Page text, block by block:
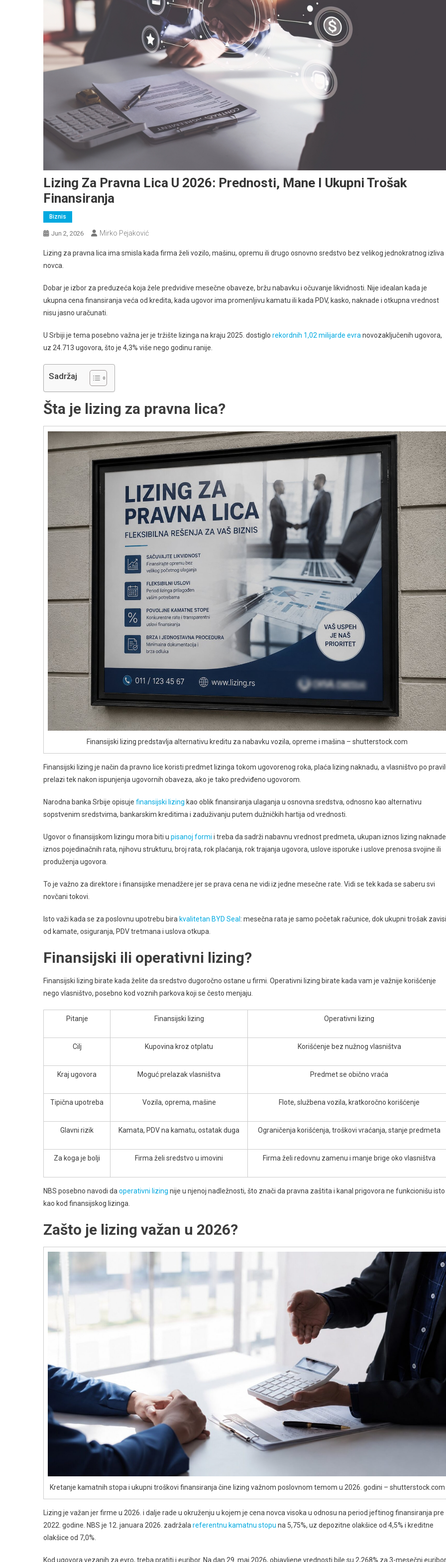
Lizing Za Pravna Lica U 2026: Prednosti, Mane I Ukupni Trošak
Finansiranja
Biznis
Jun 2, 2026 Mirko Pejaković
Lizing za pravna lica ima smisla kada firma želi vozilo, mašinu, opremu ili drugo osnovno sredstvo bez velikog jednokratnog izliva
novca.
Dobar je izbor za preduzeća koja žele predvidive mesečne obaveze, bržu nabavku i očuvanje likvidnosti. Nije idealan kada je
ukupna cena finansiranja veća od kredita, kada ugovor ima promenljivu kamatu ili kada PDV, kasko, naknade i otkupna vrednost
nisu jasno uračunati.
U Srbiji je tema posebno važna jer je tržište lizinga na kraju 2025. dostiglo rekordnih 1,02 milijarde evranovozaključenih ugovora,
uz 24.713 ugovora, što je 4,3% više nego godinu ranije.
Sadržaj
Šta je lizing za pravna lica?
Finansijski lizing predstavlja alternativu kreditu za nabavku vozila, opreme i mašina – shutterstock.com
Finansijski lizing je način da pravno lice koristi predmet lizinga tokom ugovorenog roka, plaća lizing naknadu, a vlasništvo po
prelazi tek nakon ispunjenja ugovornih obaveza, ako je tako predviđeno ugovorom.
Narodna banka Srbije opisuje finansijski lizing kao oblik finansiranja ulaganja u osnovna sredstva, odnosno kao alternativu
sopstvenim sredstvima, bankarskim kreditima i zaduživanju putem dužničkih hartija od vrednosti.
Ugovor o finansijskom lizingu mora biti u pisanoj formi i treba da sadrži nabavnu vrednost predmeta, ukupan iznos lizing
iznos pojedinačnih rata, njihovu strukturu, broj rata, rok plaćanja, rok trajanja ugovora, uslove isporuke i uslove prenosa svojine ili
produženja ugovora.
To je važno za direktore i finansijske menadžere jer se prava cena ne vidi iz jedne mesečne rate. Vidi se tek kada se saberu svi
novčani tokovi.
Isto važi kada se za poslovnu upotrebu bira kvalitetan BYD Seal: mesečna rata je samo početak računice, dok ukupni trošak zavisi
od kamate, osiguranja, PDV tretmana i uslova otkupa.
Finansijski ili operativni lizing?
Finansijski lizing birate kada želite da sredstvo dugoročno ostane u firmi. Operativni lizing birate kada vam je važnije korišćenje
nego vlasništvo, posebno kod voznih parkova koji se često menjaju.
Pitanje Finansijski lizing Operativni lizing
Cilj Kupovina kroz otplatu Korišćenje bez nužnog vlasništva
Kraj ugovora Moguć prelazak vlasništva Predmet se obično vraća
Tipična upotreba Vozila, oprema, mašine Flote, službena vozila, kratkoročno korišćenje
Glavni rizik Kamata, PDV na kamatu, ostatak duga Ograničenja korišćenja, troškovi vraćanja, stanje predmeta
Za koga je bolji Firma želi sredstvo u imovini Firma želi redovnu zamenu i manje brige oko vlasništva
NBS posebno navodi da operativni lizing nije u njenoj nadležnosti, što znači da pravna zaštita i kanal prigovora ne funkcionišu isto
kao kod finansijskog lizinga.
Zašto je lizing važan u 2026?
Kretanje kamatnih stopa i ukupni troškovi finansiranja čine lizing važnom poslovnom temom u 2026. godini – shutterstock.com
Lizing je važan jer firme u 2026. i dalje rade u okruženju u kojem je cena novca visoka u odnosu na period jeftinog finansiranja pre
2022. godine. NBS je 12. januara 2026. zadržala referentnu kamatnu stopu na 5,75%, uz depozitne olakšice od 4,5% i kreditne
olakšice od 7,0%.
Kod ugovora vezanih za evro, treba pratiti i euribor. Na dan 29. maj 2026, objavljene vrednosti bile su 2,268% za 3-mesečni